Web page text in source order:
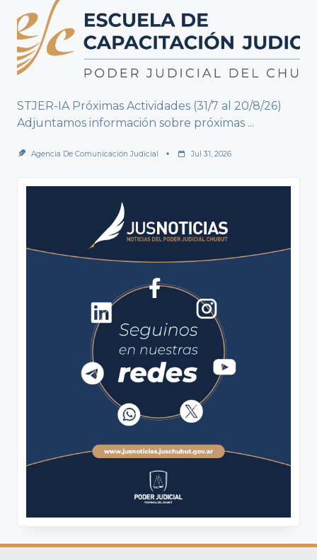
STJER-IA Próximas Actividades (31/7 al 20/8/26)
Adjuntamos información sobre próximas ...
Agencia De Comunicación Judicial Jul 31, 2026